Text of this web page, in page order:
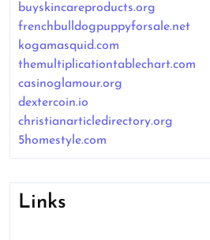
buyskincareproducts.org
frenchbulldogpuppyforsale.net
kogamasquid.com
themultiplicationtablechart.com
casinoglamour.org
dextercoin.io
christianarticledirectory.org
5homestyle.com
Links